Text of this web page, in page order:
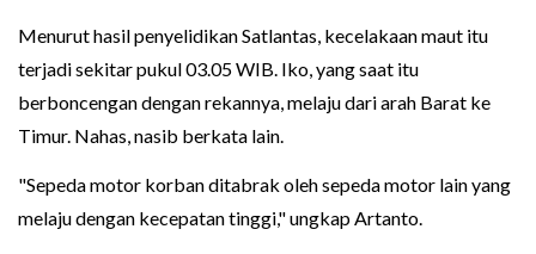
Menurut hasil penyelidikan Satlantas, kecelakaan maut itu
terjadi sekitar pukul 03.05 WIB. Iko, yang saat itu
berboncengan dengan rekannya, melaju dari arah Barat ke
Timur. Nahas, nasib berkata lain.
"Sepeda motor korban ditabrak oleh sepeda motor lain yang
melaju dengan kecepatan tinggi," ungkap Artanto.